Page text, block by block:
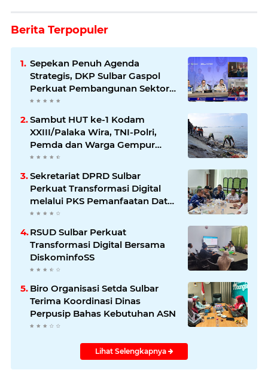
Berita Terpopuler
Sepekan Penuh Agenda
Strategis, DKP Sulbar Gaspol
Perkuat Pembangunan Sektor
Kelautan dan Perikanan
Sambut HUT ke-1 Kodam
XXIII/Palaka Wira, TNI-Polri,
Pemda dan Warga Gempur
Sampah di Pantai Bahari
Sekretariat DPRD Sulbar
Perkuat Transformasi Digital
melalui PKS Pemanfaatan Data
Kependudukan
RSUD Sulbar Perkuat
Transformasi Digital Bersama
DiskominfoSS
Biro Organisasi Setda Sulbar
Terima Koordinasi Dinas
Perpusip Bahas Kebutuhan ASN
Lihat Selengkapnya